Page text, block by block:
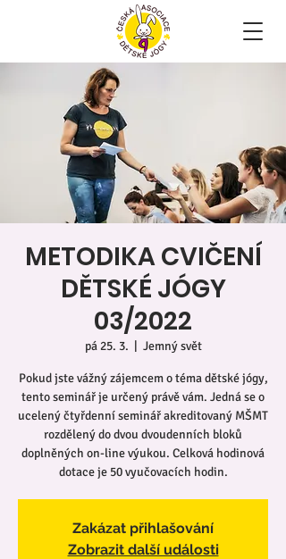
METODIKA CVIČENÍ
DĚTSKÉ JÓGY
03/2022
pá 25. 3. Jemný svět
Pokud jste vážný zájemcem o téma dětské jógy,
tento seminář je určený právě vám. Jedná se o
ucelený čtyřdenní seminář akreditovaný MŠMT
rozdělený do dvou dvoudenních bloků
doplněných on-line výukou. Celková hodinová
dotace je 50 vyučovacích hodin.
Zakázat přihlašování
Zobrazit další události